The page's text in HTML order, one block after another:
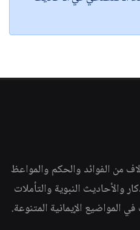
من الفوائد والحكم والمواعظ
والأحاديث النبوية والتأملات
في المواضيع الإيمانية المتنوعة.